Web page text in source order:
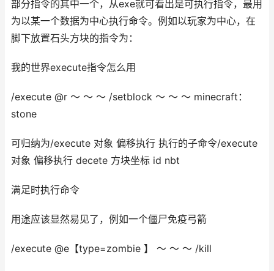
部分指令的其中一个，从exe就可看出是可执行指令，最用
为以某一个数据为中心执行命令。例如以玩家为中心，在
脚下放置石头方块的指令为：
我的世界execute指令怎么用
/execute @r ～ ～ ～ /setblock ～ ～ ～ minecraft：
stone
可归纳为/execute 对象 偏移执行 执行的子命令/execute
对象 偏移执行 decete 方块坐标 id nbt
满足时执行命令
用途应该显然易见了，例如一个僵尸免疫弓箭
/execute @e【type=zombie 】 ～ ～ ～ /kill